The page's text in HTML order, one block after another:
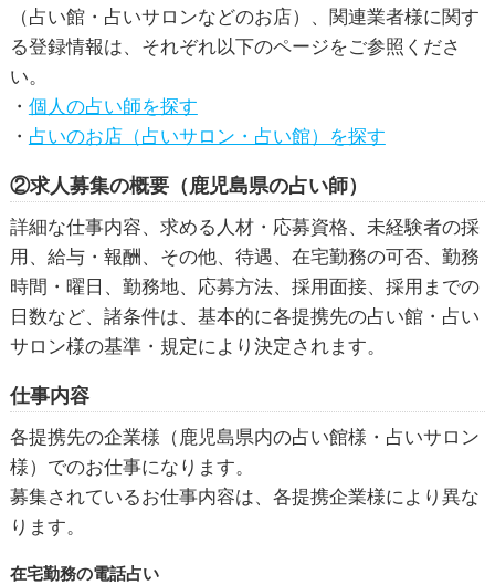
（占い館・占いサロンなどのお店）、関連業者様に関す
る登録情報は、それぞれ以下のページをご参照くださ
い。
・ 個人の占い師を探す
・ 占いのお店（占いサロン・占い館）を探す
②求人募集の概要（鹿児島県の占い師）
詳細な仕事内容、求める人材・応募資格、未経験者の採
用、給与・報酬、その他、待遇、在宅勤務の可否、勤務
時間・曜日、勤務地、応募方法、採用面接、採用までの
日数など、諸条件は、基本的に各提携先の占い館・占い
サロン様の基準・規定により決定されます。
仕事内容
各提携先の企業様（鹿児島県内の占い館様・占いサロン
様）でのお仕事になります。
募集されているお仕事内容は、各提携企業様により異な
ります。
在宅勤務の電話占い